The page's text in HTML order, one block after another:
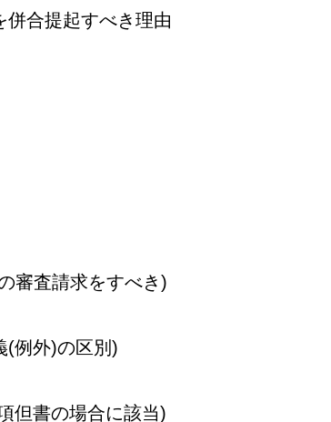
合提起すべき理由
審査請求をすべき)
(例外)の区別)
但書の場合に該当)